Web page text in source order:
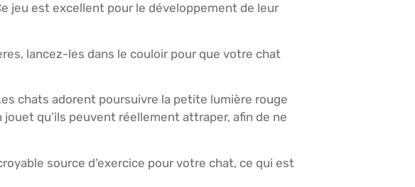
jeu est excellent pour le développement de leur
lancez-les dans le couloir pour que votre chat
chats adorent poursuivre la petite lumière rouge
qu’ils peuvent réellement attraper, afin de ne
source d’exercice pour votre chat, ce qui est